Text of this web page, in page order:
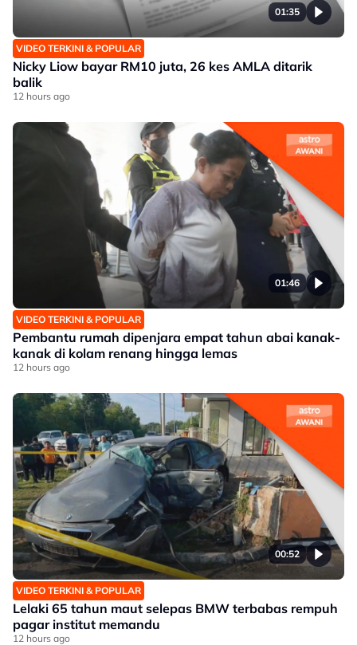
01:35
VIDEO TERKINI & POPULAR
Nicky Liow bayar RM10 juta, 26 kes AMLA ditarik
balik
12 hours ago
01:46
VIDEO TERKINI & POPULAR
Pembantu rumah dipenjara empat tahun abai kanak-
kanak di kolam renang hingga lemas
12 hours ago
00:52
VIDEO TERKINI & POPULAR
Lelaki 65 tahun maut selepas BMW terbabas rempuh
pagar institut memandu
12 hours ago